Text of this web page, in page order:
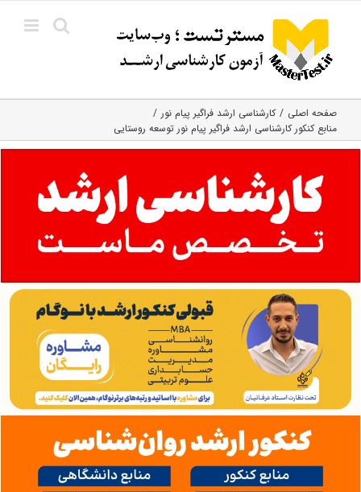
content
صفحه اصلی
کارشناسی ارشد فراگیر پیام نور
منابع کنکور کارشناسی ارشد فراگیر پیام نور توسعه روستایی